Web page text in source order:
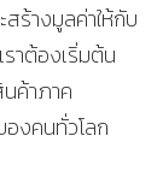
างมูลค่าให้กับ
ราต้องเริ่มต้น
นค้าภาค
องคนทั่วโลก